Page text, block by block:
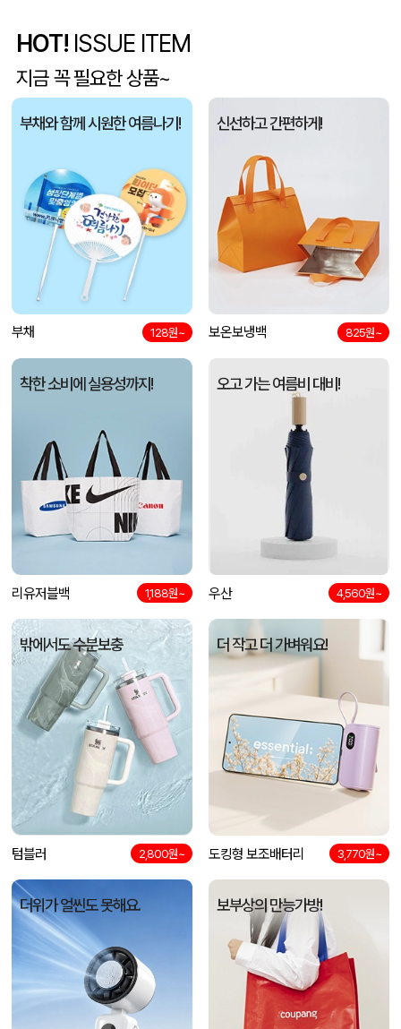
유OO
이OO 사각니들펜(0.7) 08-07
전OO [26년 설]CJ 스마트초이스 L호
김OO 접이식 장바구니 포켓가방 3종 1P 08-07
담OO 08-07
노OO 08-07
노OO 원형 팬시 (2컬러) 부채 (150∅~190∅) 08-07
HOT! ISSUE ITEM
지금 꼭 필요한 상품~
부채와 함께 시원한 여름나기!
부채 128원~
신선하고 간편하게!
보온보냉백 825원~
착한 소비에 실용성까지!
리유저블백 1,188원~
오고 가는 여름비 대비!
우산 4,560원~
밖에서도 수분보충
텀블러 2,800원~
더 작고 더 가벼워요!
도킹형 보조배터리 3,770원~
더위가 얼씬도 못해요. 보부상의 만능가방!